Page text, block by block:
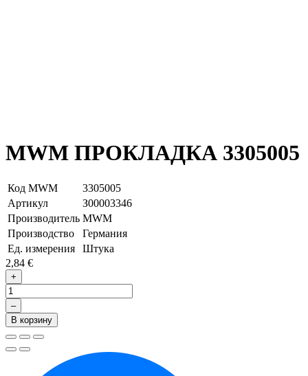
MWM ПРОКЛАДКА 3305005
Код MWM
3305005
Артикул
З00003346
Производитель MWM
Производство
Германия
Ед. измерения
Штука
2,84 €
+
–
В корзину